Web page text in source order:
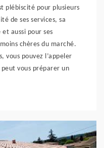
plébiscité pour plusieurs
de ses services, sa
aussi pour ses
chères du marché.
vous pouvez l’appeler
vous préparer un